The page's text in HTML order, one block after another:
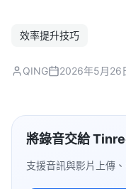
效率提升技巧
QING 2026年5月26
將錄音交給
支援音訊與影片上傳